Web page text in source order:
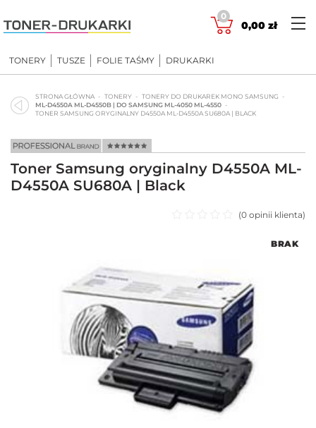
to
content
0
0,00 zł
TONERY TUSZE FOLIE TAŚMY DRUKARKI
STRONA GŁÓWNA TONERY
TONERY DO DRUKAREK MONO SAMSUNG
ML-D4550A ML-D4550B | DO SAMSUNG ML-4050 ML-4550
TONER SAMSUNG ORYGINALNY D4550A ML-D4550A SU680A | BLACK
Toner Samsung oryginalny D4550A ML-
D4550A SU680A | Black
(0 opinii klienta)
BRAK